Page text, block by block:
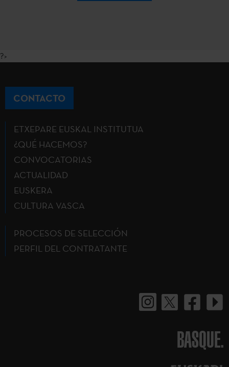
?>
CONTACTO
ETXEPARE EUSKAL INSTITUTUA
¿QUÉ HACEMOS?
CONVOCATORIAS
ACTUALIDAD
EUSKERA
CULTURA VASCA
PROCESOS DE SELECCIÓN
PERFIL DEL CONTRATANTE
BASQUE.